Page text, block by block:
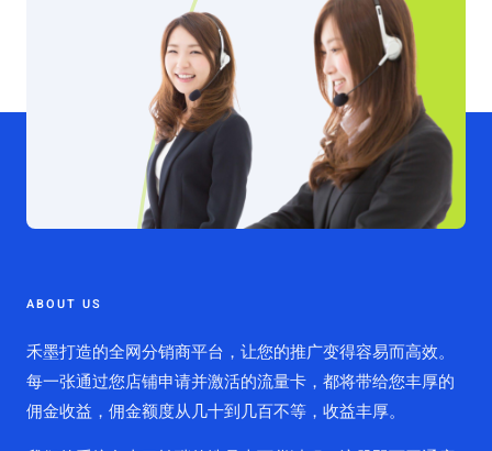
ABOUT US
禾墨打造的全网分销商平台，让您的推广变得容易而高效。
每一张通过您店铺申请并激活的流量卡，都将带给您丰厚的
佣金收益，佣金额度从几十到几百不等，收益丰厚。